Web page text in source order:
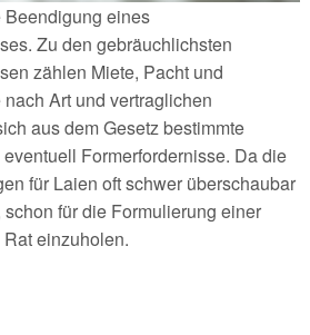
eines
Zu den gebräuchlichsten
zählen Miete, Pacht und
Art und vertraglichen
aus dem Gesetz bestimmte
Formerfordernisse. Da die
für Laien oft schwer überschaubar
für die Formulierung einer
einzuholen.